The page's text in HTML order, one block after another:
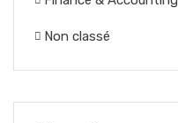
Non classé